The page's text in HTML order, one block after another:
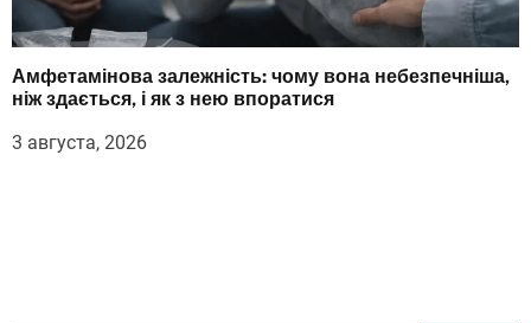
Амфетамінова залежність: чому вона небезпечніша,
ніж здається, і як з нею впоратися
3 августа, 2026